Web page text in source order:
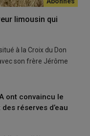
la
les résultats
en eau liés à
limousin qui
à la Croix du Don
son frère Jérôme
ont convaincu le
réserves d’eau